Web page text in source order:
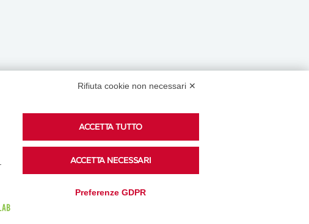
Podcast
su Spreaker.
Rifiuta cookie non necessari ✕
ACCETTA TUTTO
ACCETTA NECESSARI
Preferenze GDPR